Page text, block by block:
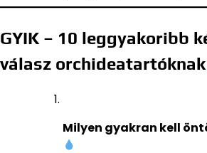
GYIK – 10 leggyakoribb
válasz orchideatartóknak
Milyen gyakran kell